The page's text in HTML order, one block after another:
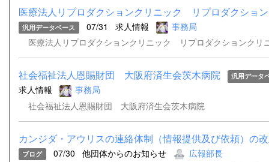
はご遠慮ください。 【問合せ先】学術部 一般検査研究班
兵庫県立はりま姫路総合医療センター検査部 TEL 079-
nakasimaamag@gmail.com
医療法人リプロダクションクリニック リプロダクショ
汎用データベース 07/31 求人情報
事務局
医療法人リプロダクションクリニック リプロダクションクリ
社会福祉法人恩賜財団 大阪府済生会茨木病院 汎用データ
求人情報
事務局
社会福祉法人恩賜財団 大阪府済生会茨木病院
カンジダ・アウリスの連絡体制（情報提供及び依頼）の
ブログ 07/30 他団体からのお知らせ
広報部長